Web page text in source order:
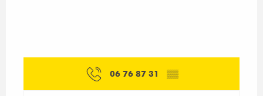
06 76 87 31 ▒▒